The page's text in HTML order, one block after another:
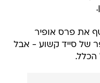
את פרס אופיר
של סייד קשוע - אבל
הכלל.